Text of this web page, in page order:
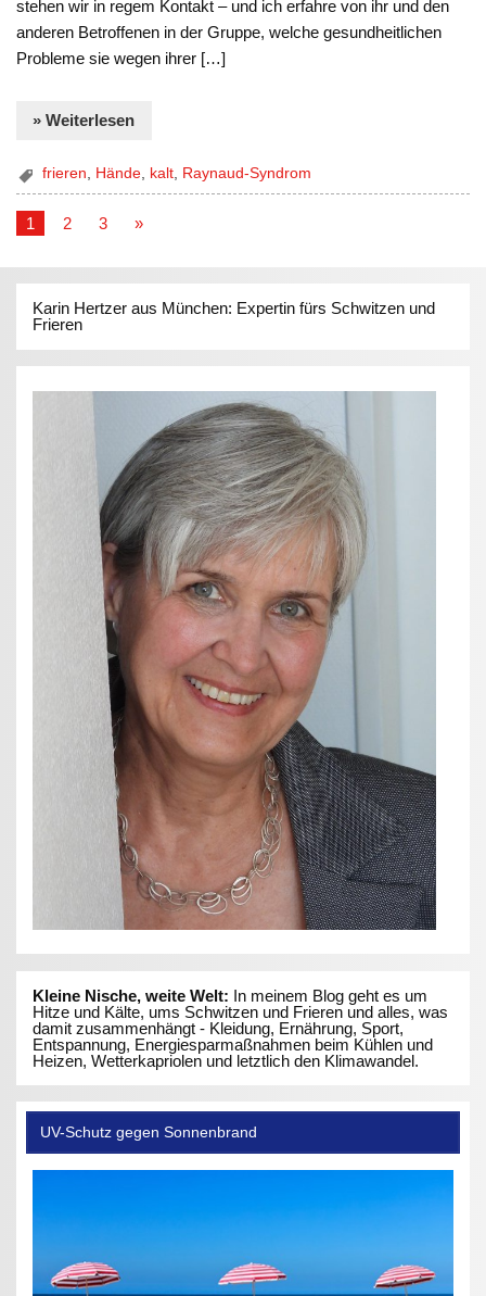
stehen wir in regem Kontakt – und ich erfahre von ihr und den
anderen Betroffenen in der Gruppe, welche gesundheitlichen
Probleme sie wegen ihrer […]
» Weiterlesen
frieren, Hände, kalt, Raynaud-Syndrom
1 2 3 »
Karin Hertzer aus München: Expertin fürs Schwitzen und
Frieren
Kleine Nische, weite Welt: In meinem Blog geht es um
Hitze und Kälte, ums Schwitzen und Frieren und alles, was
damit zusammenhängt - Kleidung, Ernährung, Sport,
Entspannung, Energiesparmaßnahmen beim Kühlen und
Heizen, Wetterkapriolen und letztlich den Klimawandel.
UV-Schutz gegen Sonnenbrand